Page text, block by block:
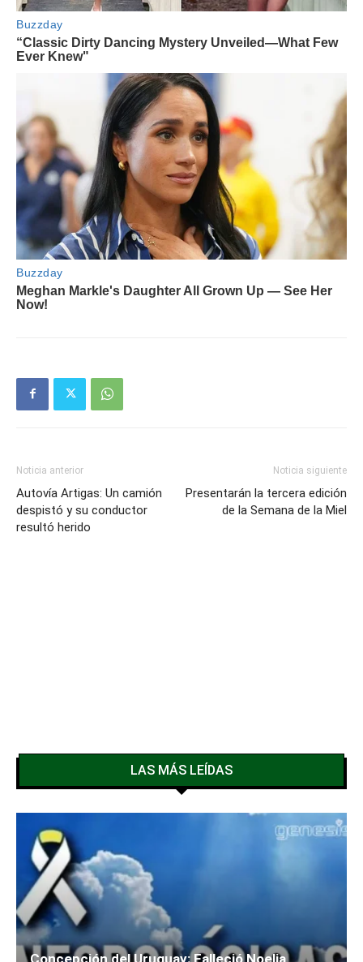
Noticia anterior
Autovía Artigas: Un camión
despistó y su conductor
resultó herido
Noticia siguiente
Presentarán la tercera edición
de la Semana de la Miel
LAS MÁS LEÍDAS
Concepción del Uruguay: Falleció Noelia